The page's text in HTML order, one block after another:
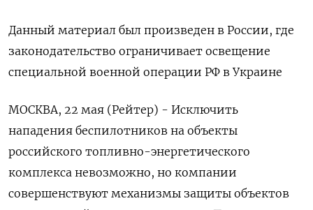
Данный материал был произведен в России, где
законодательство ограничивает освещение
специальной военной операции РФ в Украине
МОСКВА, 22 мая (Рейтер) - Исключить
нападения беспилотников на объекты
российского топливно-энергетического
комплекса невозможно, но компании
совершенствуют механизмы защиты объектов